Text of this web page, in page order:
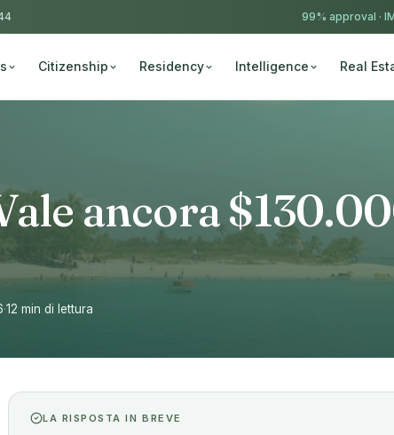
99% approval ·
Citizenship Residency Intelligence Real
ancora
·12 min di lettura
LA RISPOSTA IN BREVE